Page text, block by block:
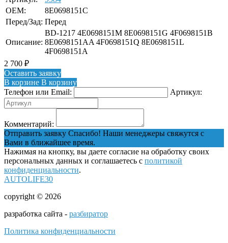
OEM:
8E0698151C
Перед/Зад: Перед
Описание:
BD-1217 4E0698151M 8E0698151G 4F0698151B
8E0698151AA 4F0698151Q 8E0698151L
4F0698151A
2 700 ₽
Оставить заявку
В корзине В корзину
Телефон или Email:
Артикул:
Комментарий:
Отправить заявку Спасибо! Наши менеджеры свяжутся с
Вами в ближайшее время.
Нажимая на кнопку, вы даете согласие на обработку своих
персональных данных и соглашаетесь с политикой
конфиденциальности.
AUTOLIFE30
copyright © 2026
разработка сайта - разбиратор
Политика конфиденциальности